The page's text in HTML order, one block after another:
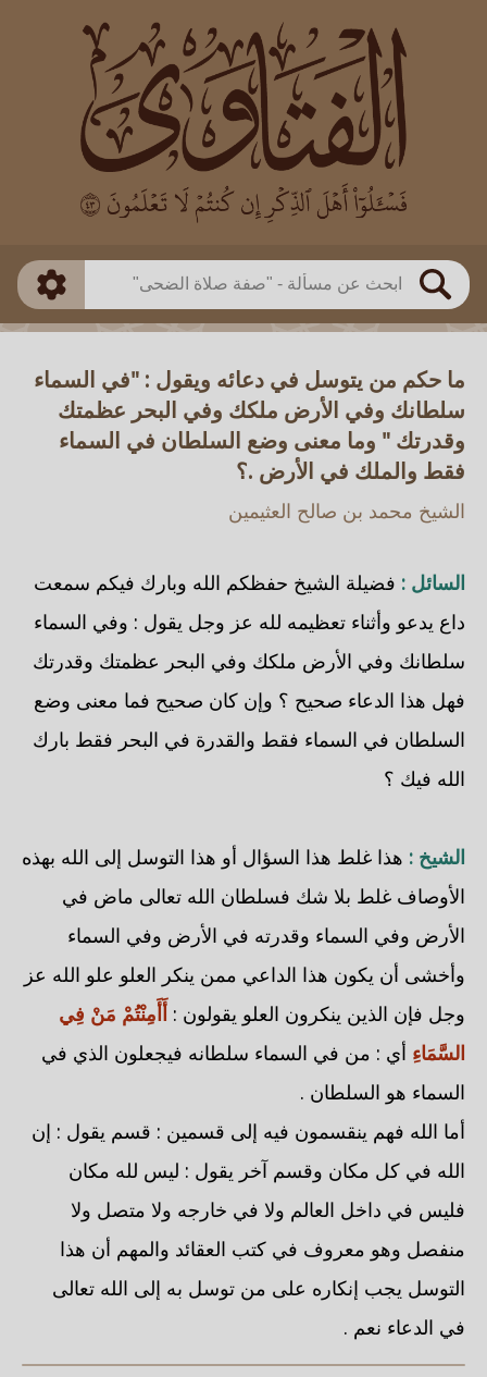
بحث
العالم
بن باز
بن العثيمين
اللجنة الدائمة
طريقة البحث
ذكي
ما حكم من يتوسل في دعائه ويقول : "في السماء
سلطانك وفي الأرض ملكك وفي البحر عظمتك
وقدرتك " وما معنى وضع السلطان في السماء
فقط والملك في الأرض .؟
الشيخ محمد بن صالح العثيمين
السائل : فضيلة الشيخ حفظكم الله وبارك فيكم سمعت
داع يدعو وأثناء تعظيمه لله عز وجل يقول : وفي السماء
سلطانك وفي الأرض ملكك وفي البحر عظمتك وقدرتك
فهل هذا الدعاء صحيح ؟ وإن كان صحيح فما معنى وضع
السلطان في السماء فقط والقدرة في البحر فقط بارك
الله فيك ؟
الشيخ : هذا غلط هذا السؤال أو هذا التوسل إلى الله بهذه
الأوصاف غلط بلا شك فسلطان الله تعالى ماض في
الأرض وفي السماء وقدرته في الأرض وفي السماء
وأخشى أن يكون هذا الداعي ممن ينكر العلو علو الله عز
وجل فإن الذين ينكرون العلو يقولون : أَأَمِنْتُمْ مَنْ فِي
السَّمَاءِ أي : من في السماء سلطانه فيجعلون الذي في
السماء هو السلطان .
أما الله فهم ينقسمون فيه إلى قسمين : قسم يقول : إن
الله في كل مكان وقسم آخر يقول : ليس لله مكان
فليس في داخل العالم ولا في خارجه ولا متصل ولا
منفصل وهو معروف في كتب العقائد والمهم أن هذا
التوسل يجب إنكاره على من توسل به إلى الله تعالى
في الدعاء نعم .